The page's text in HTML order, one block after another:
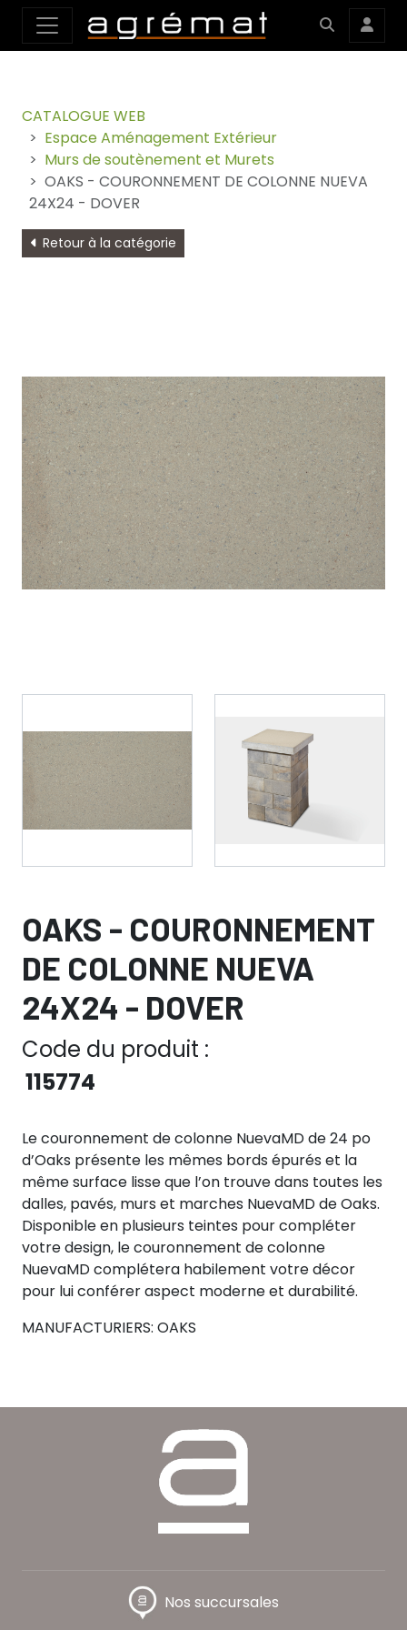
CATALOGUE WEB
Espace Aménagement Extérieur
Murs de soutènement et Murets
OAKS - COURONNEMENT DE COLONNE NUEVA
24X24 - DOVER
Retour à la catégorie
OAKS - COURONNEMENT
DE COLONNE NUEVA
24X24 - DOVER
Code du produit :
115774
Le couronnement de colonne NuevaMD de 24 po
d’Oaks présente les mêmes bords épurés et la
même surface lisse que l’on trouve dans toutes les
dalles, pavés, murs et marches NuevaMD de Oaks.
Disponible en plusieurs teintes pour compléter
votre design, le couronnement de colonne
NuevaMD complétera habilement votre décor
pour lui conférer aspect moderne et durabilité.
MANUFACTURIERS: OAKS
Nos succursales